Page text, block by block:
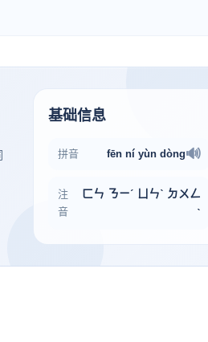
基础信息
拼音 fēn ní yùn dòng🔊
注
音
ㄈㄣ ㄋㄧˊ ㄩㄣˋ ㄉㄨㄥ
ˋ